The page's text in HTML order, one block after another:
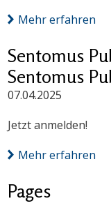
Mehr erfahren
Sentomus
Sentomus
07.04.2025
Jetzt anmelden!
Mehr erfahren
Pages